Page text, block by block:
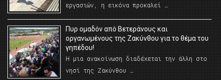
εργασιών, η εικόνα προκαλεί …
Πυρ ομαδόν από Βετεράνους και
οργανωμένους της Ζακύνθου για το θέμα του
γηπέδου!
Η μια ανακοίνωση διαδέχεται την άλλη στο
νησί της Ζακύνθου …